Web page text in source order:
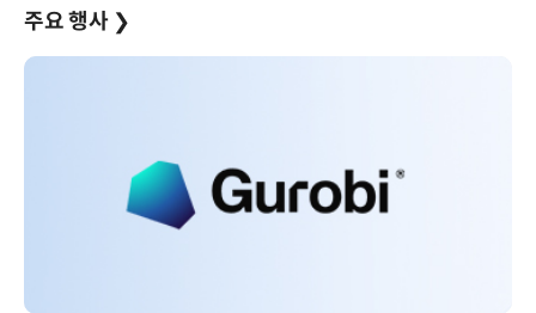
주요 행사 ❯